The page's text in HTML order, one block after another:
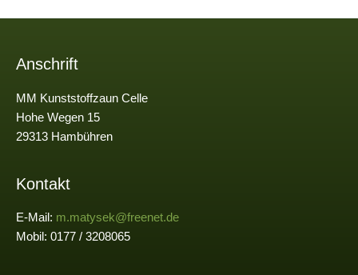
Anschrift
MM Kunststoffzaun Celle
Hohe Wegen 15
29313 Hambühren
Kontakt
E-Mail: m.matysek@freenet.de
Mobil: 0177 / 3208065